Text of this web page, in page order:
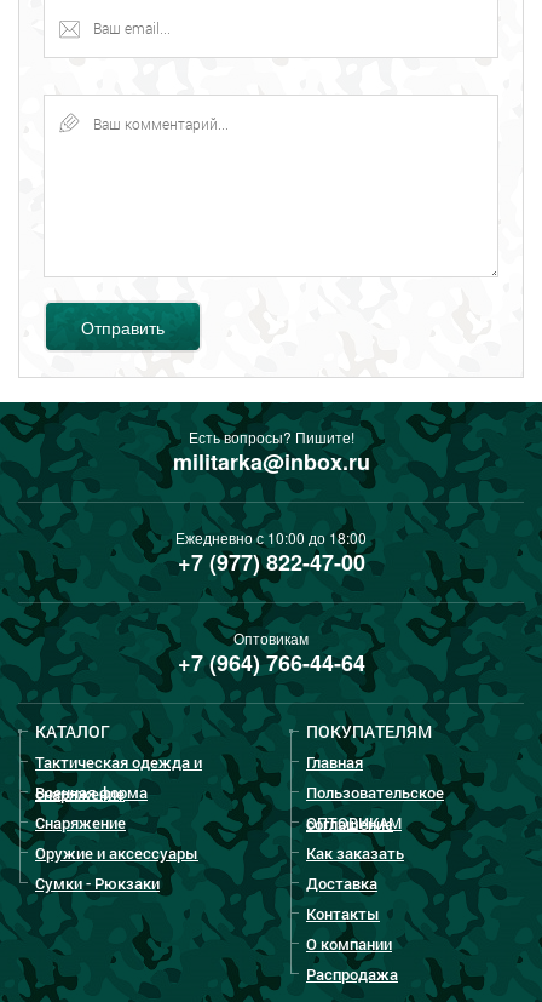
Отправить
Есть вопросы? Пишите!
militarka@inbox.ru
Ежедневно с 10:00 до 18:00
+7 (977) 822-47-00
Оптовикам
+7 (964) 766-44-64
КАТАЛОГ
Тактическая одежда и
снаряжение
Военная форма
Снаряжение
Оружие и аксессуары
Сумки - Рюкзаки
ПОКУПАТЕЛЯМ
Главная
Пользовательское
соглашение
ОПТОВИКАМ
Как заказать
Доставка
Контакты
О компании
Распродажа